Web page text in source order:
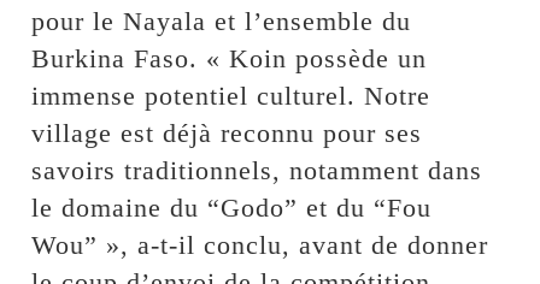
pour le Nayala et l’ensemble du
Burkina Faso. « Koin possède un
immense potentiel culturel. Notre
village est déjà reconnu pour ses
savoirs traditionnels, notamment dans
le domaine du “Godo” et du “Fou
Wou” », a-t-il conclu, avant de donner